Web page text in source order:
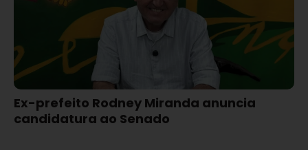
Ex-prefeito Rodney Miranda anuncia
candidatura ao Senado